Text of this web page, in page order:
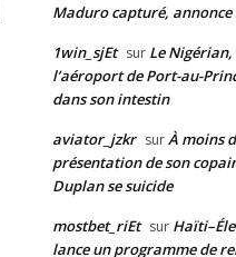
Maduro capturé,
1win_sjEt sur Le Nigérian,
l’aéroport de Port-au-
dans son intestin
aviator_jzkr surÀ moins
présentation de son
Duplan se suicide
mostbet_riEt sur
lance un programme de